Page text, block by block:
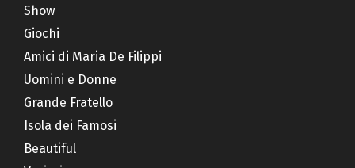
Show
Giochi
Amici di Maria De Filippi
Uomini e Donne
Grande Fratello
Isola dei Famosi
Beautiful